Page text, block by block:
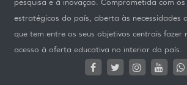
pesquisa e à inovação. Comprometida com
estratégicos do país, aberta às necessidades
que tem entre os seus objetivos centrais fazer
acesso à oferta educativa no interior do país.